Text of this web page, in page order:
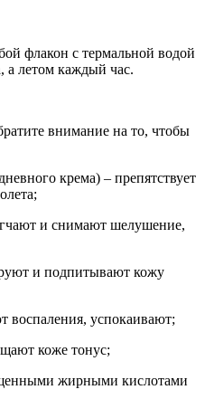
флакон с термальной водой
а летом каждый час.
внимание на то, чтобы
крема) – препятствует
и снимают шелушение,
и подпитывают кожу
успокаивают;
коже тонус;
жирными кислотами